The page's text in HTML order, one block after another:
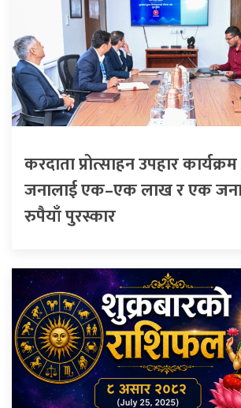
करदाता प्रोत्साहन उपहार
जनालाई एक–एक लाख र एक
रुपैयाँ पुरस्कार